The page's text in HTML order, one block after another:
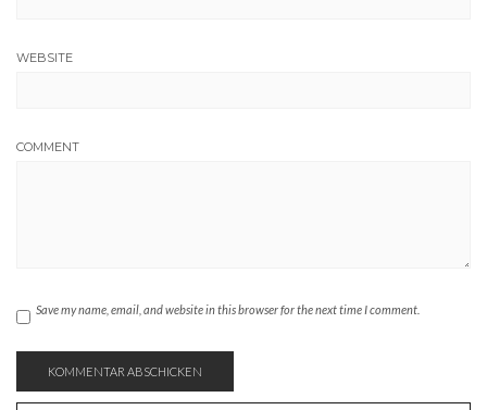
WEBSITE
COMMENT
Save my name, email, and website in this browser for the next time I comment.